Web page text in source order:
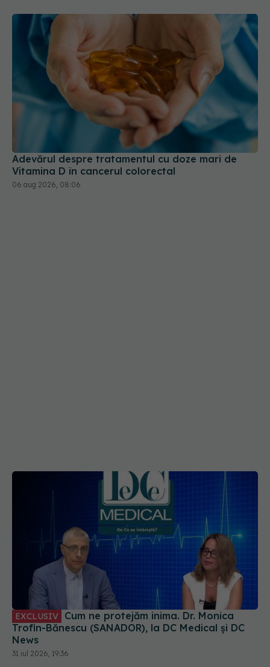
Adevărul despre tratamentul cu doze mari de
Vitamina D în cancerul colorectal
06 aug 2026, 08:06
EXCLUSIV
Trofin-Bănescu (SANADOR), la DC Medical și DC
News
31 iul 2026, 19:36